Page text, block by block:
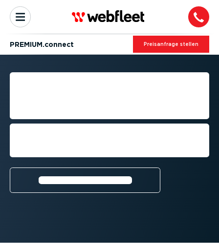
PREMIUM.connect Preis­an­frage stellen
INTEGRATION VON
Steigern Sie die Effizienz Ihres
Weitere Infor­ma­tionen⁠